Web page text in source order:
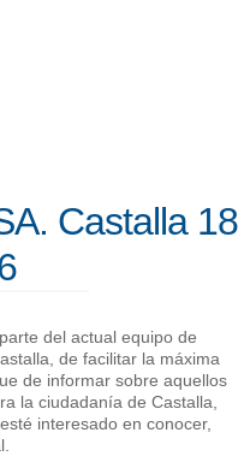
Castalla 18
del actual equipo de
de facilitar la máxima
de informar sobre aquellos
la ciudadanía de Castalla,
interesado en conocer,